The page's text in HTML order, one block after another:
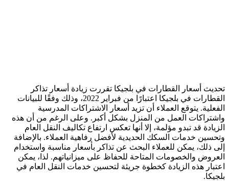
تحديث أسعار القطارات في بلجيكا تقررت زيادة أسعار تذاكر
القطارات في بلجيكا اعتبارًا من فبراير 2022، وذلك وفقًا للبيانات
الفعلية. يتوقع العملاء أن تزيد أسعار الاشتراكات المدرسية
واشتراكات العمل من المنزل بشكل أكبر. وعلى الرغم من أن هذه
الزيادة قد تبدو مؤلمة، إلا أنها تعكس ارتفاع تكاليف النقل العام
وتحسين خدمات السكك الحديدية لأفضل رفاهية العملاء. بالإضافة
إلى ذلك، يمكن للعملاء البحث عن تذاكر بأسعار مناسبة واستخدام
العروض والخصومات المتاحة للحفاظ على ميزانياتهم. لذا، يمكن
اعتبار هذه الزيادة كخطوة جريئة لتحسين خدمات النقل العام في
بلجيكا.